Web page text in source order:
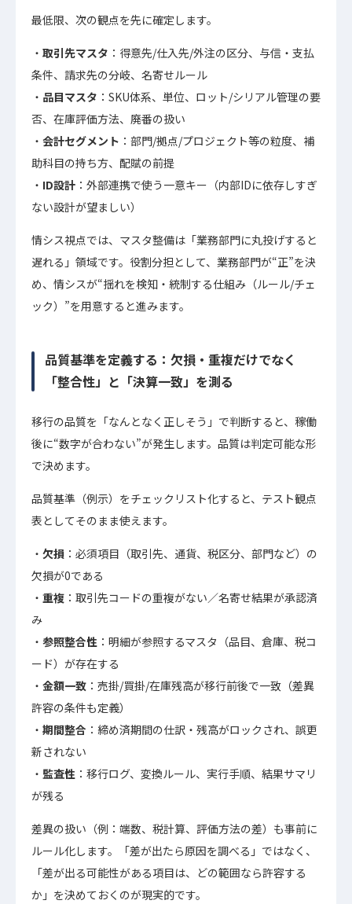
最低限、次の観点を先に確定します。
取引先マスタ ：得意先/仕入先/外注の区分、与信・支払
条件、請求先の分岐、名寄せルール
品目マスタ ：SKU体系、単位、ロット/シリアル管理の要
否、在庫評価方法、廃番の扱い
会計セグメント ：部門/拠点/プロジェクト等の粒度、補
助科目の持ち方、配賦の前提
ID設計 ：外部連携で使う一意キー（内部IDに依存しすぎ
ない設計が望ましい）
情シス視点では、マスタ整備は「業務部門に丸投げすると
遅れる」領域です。役割分担として、業務部門が“正”を決
め、情シスが“揺れを検知・統制する仕組み（ルール/チェ
ック）”を用意すると進みます。
品質基準を定義する：欠損・重複だけでなく
「整合性」と「決算一致」を測る
移行の品質を「なんとなく正しそう」で判断すると、稼働
後に“数字が合わない”が発生します。品質は判定可能な形
で決めます。
品質基準（例示）をチェックリスト化すると、テスト観点
表としてそのまま使えます。
欠損 ：必須項目（取引先、通貨、税区分、部門など）の
欠損が0である
重複 ：取引先コードの重複がない／名寄せ結果が承認済
み
参照整合性 ：明細が参照するマスタ（品目、倉庫、税コ
ード）が存在する
金額一致 ：売掛/買掛/在庫残高が移行前後で一致（差異
許容の条件も定義）
期間整合 ：締め済期間の仕訳・残高がロックされ、誤更
新されない
監査性 ：移行ログ、変換ルール、実行手順、結果サマリ
が残る
差異の扱い（例：端数、税計算、評価方法の差）も事前に
ルール化します。「差が出たら原因を調べる」ではなく、
「差が出る可能性がある項目は、どの範囲なら許容する
か」を決めておくのが現実的です。